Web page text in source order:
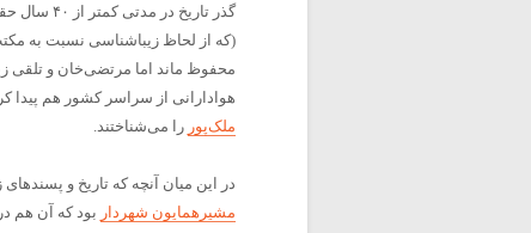
گذر
(که از لحاظ زیباشناسی نسبت به
محفوظ ماند اما مرتضی‌خان و تلقی
هوادارانی از سراسر کشور هم پیدا
ملک‌پور را می‌شناختند.
در این میان آنچه که تاریخ و
مشیرهمایون شهردار بود که آن هم